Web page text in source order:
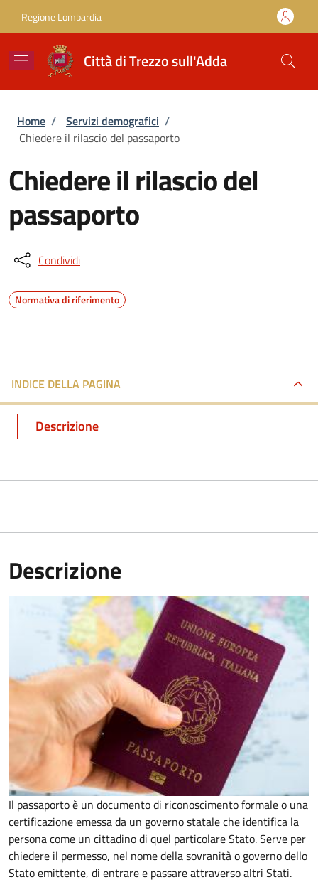
Regione Lombardia
Città di Trezzo sull'Adda
Briciole di pane
Home / Servizi demografici /
Chiedere il rilascio del passaporto
Chiedere il rilascio del
passaporto
Condividi
Normativa di riferimento
INDICE DELLA PAGINA
Descrizione
Descrizione
Il passaporto è un documento di riconoscimento formale o una
certificazione emessa da un governo statale che identifica la
persona come un cittadino di quel particolare Stato. Serve per
chiedere il permesso, nel nome della sovranità o governo dello
Stato emittente, di entrare e passare attraverso altri Stati.